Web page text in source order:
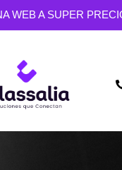
WEB A SUPER